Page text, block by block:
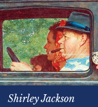
Shirley Jackson